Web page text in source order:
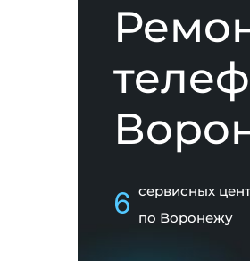
6 сервисных
по Воронежу